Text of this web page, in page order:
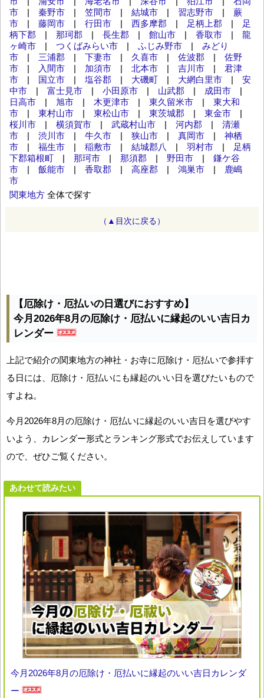
市 | 秦野市 | 笠間市 | 結城市 | 習志野市 | 蕨
市 | 藤岡市 | 行田市 | 西多摩郡 | 足柄上郡 |
足
柄下郡 | 那珂郡 | 長生郡 | 館山市 | 香取市 | 龍
ヶ崎市 | つくばみらい市 | ふじみ野市 | みどり
市 | 三浦郡 | 下妻市 | 久喜市 | 佐波郡 | 佐野
市 | 入間市 | 加須市 | 北本市 | 吉川市 | 君津
市 | 国立市 | 塩谷郡 | 大磯町 | 大網白里市 | 安
中市 | 富士見市 | 小田原市 | 山武郡 | 成田市 |
日高市 | 旭市 | 木更津市 | 東久留米市 | 東大和
市 | 東村山市 | 東松山市 | 東茨城郡 | 東金市 |
桜川市 | 横須賀市 | 武蔵村山市 | 河内郡 | 清瀬
市 | 渋川市 | 牛久市 | 狭山市 | 真岡市 | 神栖
市 | 福生市 | 稲敷市 | 結城郡八 | 羽村市 |
足柄
下郡箱根町 | 那珂市 | 那須郡 | 野田市 | 鎌ケ谷
市 | 飯能市 | 香取郡 | 高座郡 | 鴻巣市 |
鹿嶋
市
関東地方 全体で探す
（▲目次に戻る）
【厄除け・厄払いの日選びにおすすめ】
今月2026年8月の厄除け・厄払いに縁起のいい吉日カ
レンダー
上記で紹介の関東地方の神社・お寺に厄除け・厄払いで参拝す
る日には、厄除け・厄払いにも縁起のいい日を選びたいもので
すよね。
今月2026年8月の厄除け・厄払いに縁起のいい吉日を選びやす
いよう、カレンダー形式とランキング形式でお伝えしています
ので、ぜひご覧ください。
あわせて読みたい
今月2026年8月の厄除け・厄払いに縁起のいい吉日カレンダ
ー